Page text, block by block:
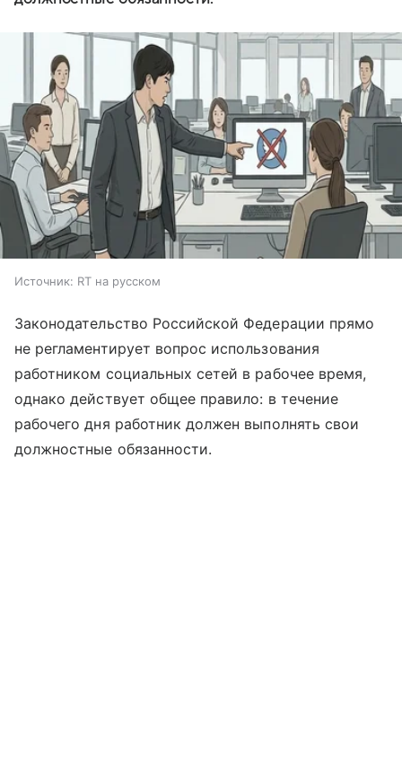
Источник: RT на русском
Законодательство Российской Федерации прямо
не регламентирует вопрос использования
работником социальных сетей в рабочее время,
однако действует общее правило: в течение
рабочего дня работник должен выполнять свои
должностные обязанности.